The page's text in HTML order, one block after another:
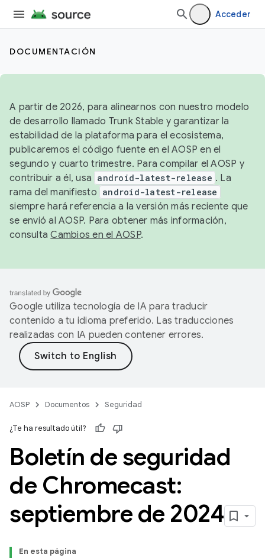
Acceder
DOCUMENTACIÓN
A partir de 2026, para alinearnos con nuestro modelo
de desarrollo llamado Trunk Stable y garantizar la
estabilidad de la plataforma para el ecosistema,
publicaremos el código fuente en el AOSP en el
segundo y cuarto trimestre. Para compilar el AOSP y
contribuir a él, usa android-latest-release . La
rama del manifiesto android-latest-release
siempre hará referencia a la versión más reciente que
se envió al AOSP. Para obtener más información,
consultaCambios en el AOSP.
Google utiliza tecnología de IA para traducir
contenido a tu idioma preferido. Las traducciones
realizadas con IA pueden contener errores.
AOSP Documentos Seguridad
¿Te ha resultado útil?
Boletín de seguridad
de Chromecast:
septiembre de 2024
En esta página